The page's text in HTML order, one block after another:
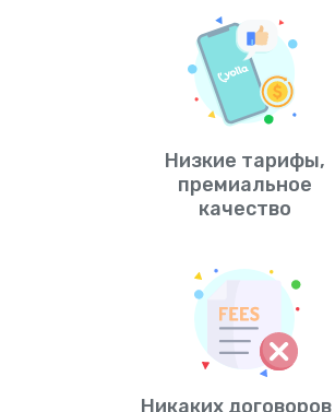
Низкие тарифы,
премиальное
качество
Никаких договоров